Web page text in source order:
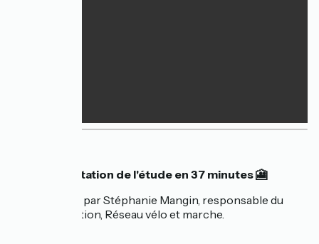
Présentation de l'étude en 37 minutes 🎦
Présentation par Stéphanie Mangin, responsable du
pôle observation, Réseau vélo et marche.